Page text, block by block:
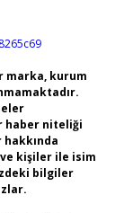
marka, kurum
haber niteliği
kişiler ile isim
bilgiler